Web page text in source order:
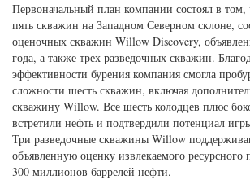
Первоначальный план компании состоял в том,
пять скважин на Западном Северном склоне,
оценочных скважин Willow Discovery,
года, а также трех разведочных скважин.
эффективности бурения компания смогла
сложности шесть скважин, включая
скважину Willow. Все шесть колодцев плюс
встретили нефть и подтвердили потенциал
Три разведочные скважины Willow
объявленную оценку извлекаемого ресурсного
300 миллионов баррелей нефти.